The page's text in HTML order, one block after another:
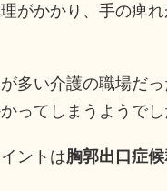
がかかり、手の痺
多い介護の職場だっ
ってしまうようでし
ントは胸郭出口症